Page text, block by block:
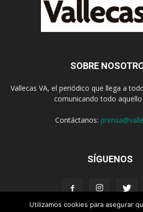
SOBRE
Vallecas VA, el periódico que llega a
comunicando todo aquello
Contáctanos:
SÍGUENOS
Utilizamos cookies para asegurar